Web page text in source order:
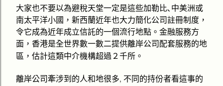
大家也不要以為避稅天堂一定是這些加勒比､ 中美洲或
南太平洋小國，新西蘭近年也大力簡化公司註冊制度，
令它成為近年成立信託的一個流行地點。金融服務方
面， 香港是全世界數一數二提供離岸公司 配套服務的地
區 ，估計這類中介機構超過 ２千所。
離岸公司牽涉到的人和地很多, 不同的持份者看這事的